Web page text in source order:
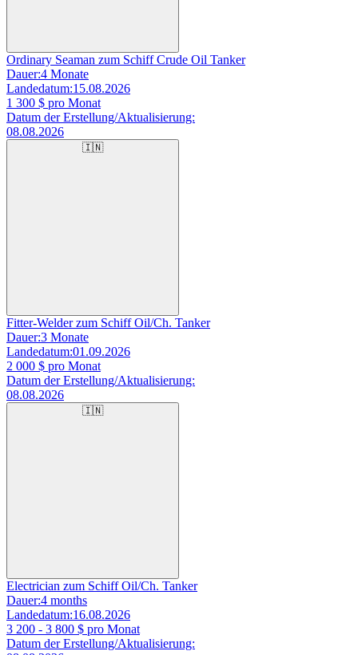
Ordinary Seaman zum Schiff Crude Oil Tanker
Dauer:4 Monate
Landedatum:15.08.2026
1 300 $ pro Monat
Datum der Erstellung/Aktualisierung:
08.08.2026
🇮🇳
Fitter-Welder zum Schiff Oil/Ch. Tanker
Dauer:3 Monate
Landedatum:01.09.2026
2 000 $ pro Monat
Datum der Erstellung/Aktualisierung:
08.08.2026
🇮🇳
Electrician zum Schiff Oil/Ch. Tanker
Dauer:4 months
Landedatum:16.08.2026
3 200 - 3 800 $ pro Monat
Datum der Erstellung/Aktualisierung: